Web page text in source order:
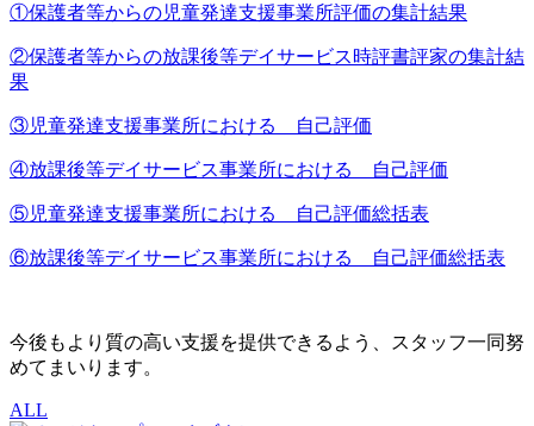
①保護者等からの児童発達支援事業所評価の集計結果
②保護者等からの放課後等デイサービス時評書評家の集計結
果
③児童発達支援事業所における 自己評価
④放課後等デイサービス事業所における 自己評価
⑤児童発達支援事業所における 自己評価総括表
⑥放課後等デイサービス事業所における 自己評価総括表
今後もより質の高い支援を提供できるよう、スタッフ一同努
めてまいります。
ALL